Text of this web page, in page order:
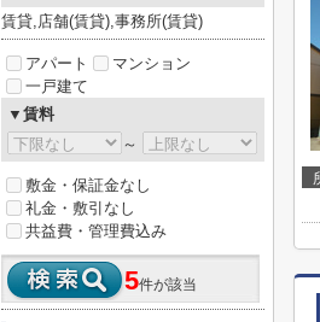
賃貸,店舗(賃貸),事務所(賃貸)
アパート
マンション
一戸建て
▼賃料
～
敷金・保証金なし
礼金・敷引なし
共益費・管理費込み
5件が該当